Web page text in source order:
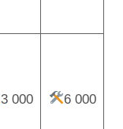
3 000 6 000